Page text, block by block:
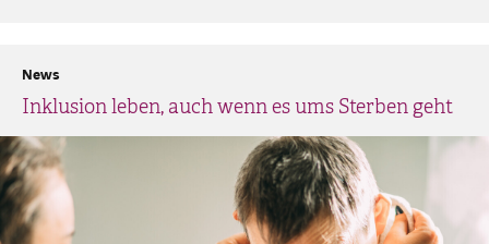
Inklusion leben, auch wenn es ums Sterben geht
News